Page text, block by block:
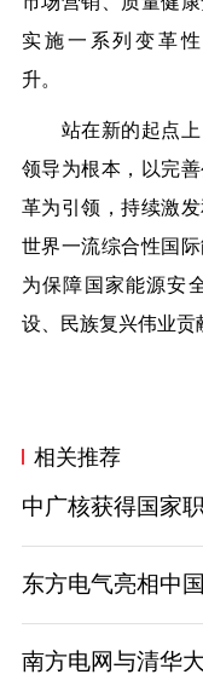
实施一系列变革
升。
站在新的起点上
领导为根本，以完
革为引领，持续激
世界一流综合性国
为保障国家能源安
设、民族复兴伟业贡
相关推荐
中广核获得国家
东方电气亮相中
南方电网与清华